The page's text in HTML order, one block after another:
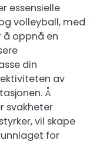
essensielle
volleyball, med
å oppnå en
din
av
Å
svakheter
vil skape
for